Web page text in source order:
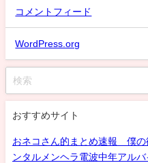
コメントフィード
WordPress.org
おすすめサイト
おネコさん的まとめ速報 僕の
ンタルメンヘラ電波中年アル